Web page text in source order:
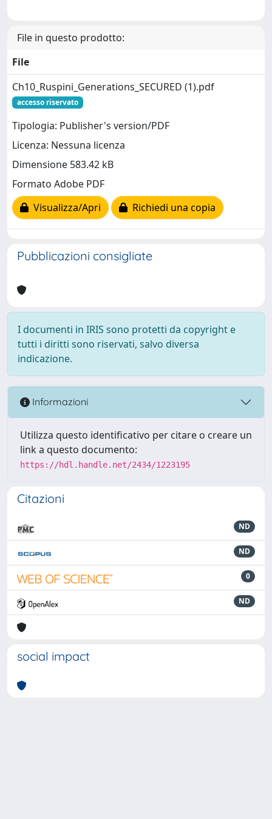
File in questo prodotto:
File
Ch10_Ruspini_Generations_SECURED (1).pdf
accesso riservato
Tipologia: Publisher's version/PDF
Licenza: Nessuna licenza
Dimensione 583.42 kB
Formato Adobe PDF
Visualizza/Apri
Richiedi una copia
Pubblicazioni consigliate
I documenti in IRIS sono protetti da copyright e
tutti i diritti sono riservati, salvo diversa
indicazione.
Informazioni
Utilizza questo identificativo per citare o creare un
link a questo documento:
https://hdl.handle.net/2434/1223195
Citazioni
ND
ND
0
ND
social impact